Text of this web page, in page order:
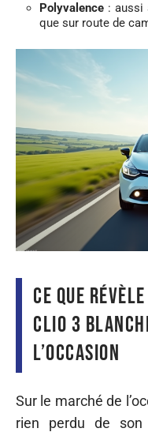
Polyvalence : aussi
que sur route de
Ce que
Clio 3
l’occasion
Sur le marché de
rien perdu de